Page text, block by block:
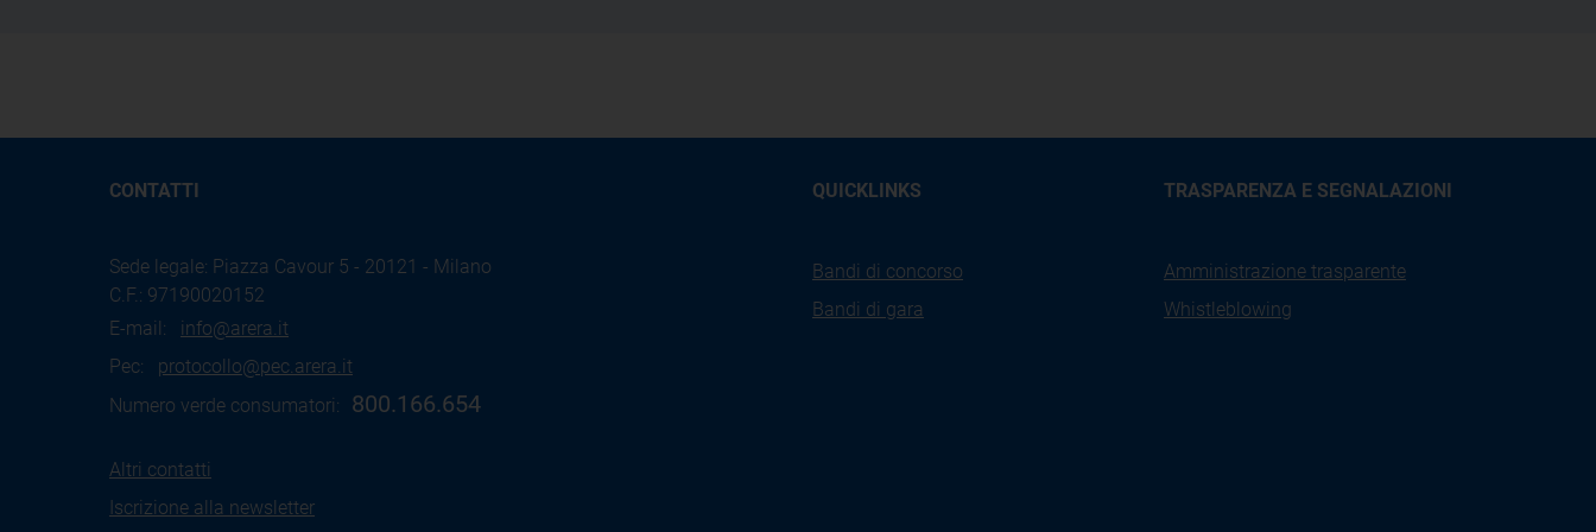
CONTATTI
Sede legale: Piazza Cavour 5 - 20121 - Milano
C.F.: 97190020152
E-mail: info@arera.it
Pec: protocollo@pec.arera.it
Numero verde consumatori:
800.166.654
Altri contatti
Iscrizione alla newsletter
QUICKLINKS
Bandi di concorso
Bandi di gara
TRASPARENZA E SEGNALAZIONI
Amministrazione trasparente
Whistleblowing